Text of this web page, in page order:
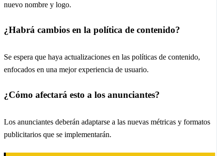
nuevo nombre y logo.
¿Habrá cambios en la política de contenido?
Se espera que haya actualizaciones en las políticas de contenido,
enfocados en una mejor experiencia de usuario.
¿Cómo afectará esto a los anunciantes?
Los anunciantes deberán adaptarse a las nuevas métricas y formatos
publicitarios que se implementarán.